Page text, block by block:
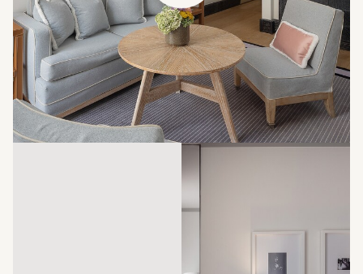
s'ouvre dans un nouvel onglet